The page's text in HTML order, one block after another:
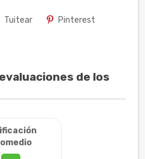
Tuitear Pinterest
de los